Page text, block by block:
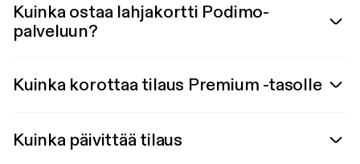
Kuinka ostaa lahjakortti Podimo-
palveluun?
Kuinka korottaa tilaus Premium -tasolle
Kuinka päivittää tilaus